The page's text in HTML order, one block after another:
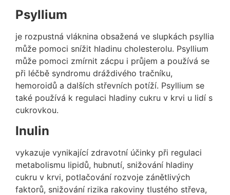
Psyllium
je rozpustná vláknina obsažená ve slupkách psyllia
může pomoci snížit hladinu cholesterolu. Psyllium
může pomoci zmírnit zácpu i průjem a používá se
při léčbě syndromu dráždivého tračníku,
hemoroidů a dalších střevních potíží. Psyllium se
také používá k regulaci hladiny cukru v krvi u lidí s
cukrovkou.
Inulin
vykazuje vynikající zdravotní účinky při regulaci
metabolismu lipidů, hubnutí, snižování hladiny
cukru v krvi, potlačování rozvoje zánětlivých
faktorů, snižování rizika rakoviny tlustého střeva,